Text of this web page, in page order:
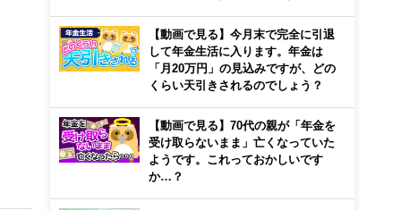
【動画で見る】今月末で完全に引退
して年金生活に入ります。年金は
「月20万円」の見込みですが、どの
くらい天引きされるのでしょう？
【動画で見る】70代の親が「年金を
受け取らないまま」亡くなっていた
ようです。これっておかしいです
か…？